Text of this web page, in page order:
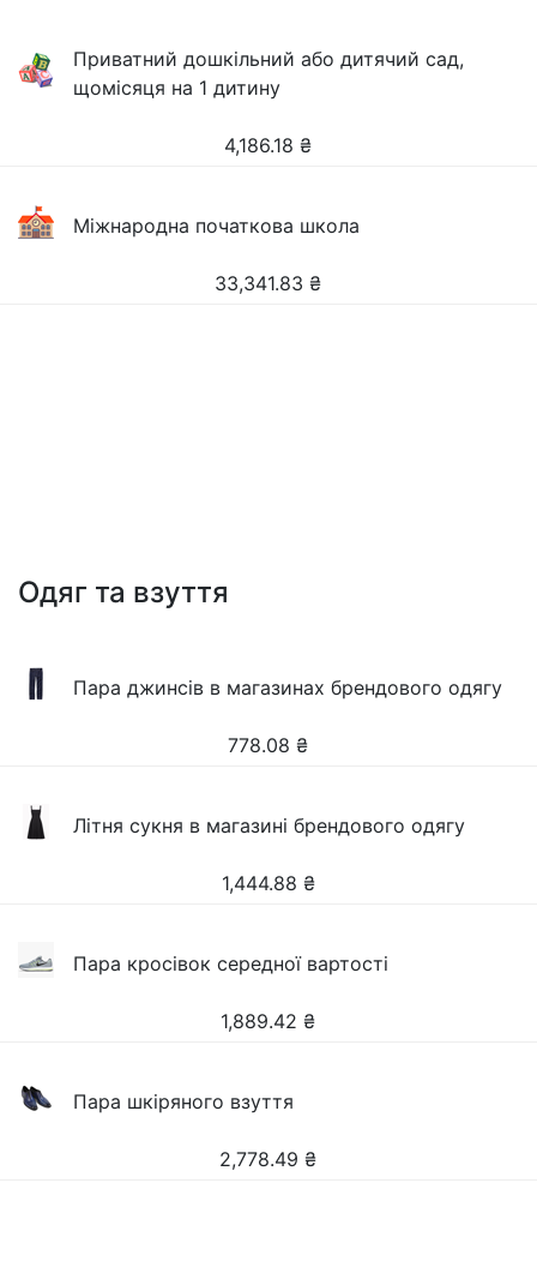
Приватний дошкільний або дитячий сад,
щомісяця на 1 дитину
4,186.18 ₴
Міжнародна початкова школа
33,341.83 ₴
Одяг та взуття
Пара джинсів в магазинах брендового одягу
778.08 ₴
Літня сукня в магазині брендового одягу
1,444.88 ₴
Пара кросівок середної вартості
1,889.42 ₴
Пара шкіряного взуття
2,778.49 ₴